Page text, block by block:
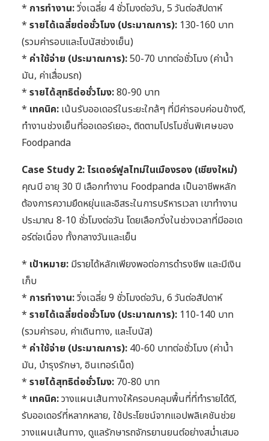
* การทำงาน:วิ่งเฉลี่ย 4 ชั่วโมงต่อวัน, 5 วันต่อสัปดาห์
* รายได้เฉลี่ยต่อชั่วโมง (ประมาณการ): 130-160 บาท
(รวมค่ารอบและโบนัสช่วงเย็น)
* ค่าใช้จ่าย (ประมาณการ):50-70 บาทต่อชั่วโมง (ค่าน้ำ
มัน, ค่าเสื่อมรถ)
* รายได้สุทธิต่อชั่วโมง:80-90 บาท
* เทคนิค: เน้นรับออเดอร์ในระยะใกล้ๆ ที่มีค่ารอบค่อนข้างดี,
ทำงานช่วงเย็นที่ออเดอร์เยอะ, ติดตามโปรโมชั่นพิเศษของ
Foodpanda
Case Study 2: ไรเดอร์ฟูลไทม์ในเมืองรอง (เชียงใหม่)
คุณบี อายุ 30 ปี เลือกทำงาน Foodpanda เป็นอาชีพหลัก
ต้องการความยืดหยุ่นและอิสระในการบริหารเวลา เขาทำงาน
ประมาณ 8-10 ชั่วโมงต่อวัน โดยเลือกวิ่งในช่วงเวลาที่มีออเด
อร์ต่อเนื่อง ทั้งกลางวันและเย็น
* เป้าหมาย: มีรายได้หลักเพียงพอต่อการดำรงชีพ และมีเงิน
เก็บ
* การทำงาน:วิ่งเฉลี่ย 9 ชั่วโมงต่อวัน, 6 วันต่อสัปดาห์
* รายได้เฉลี่ยต่อชั่วโมง (ประมาณการ): 110-140 บาท
(รวมค่ารอบ, ค่าเดินทาง, และโบนัส)
* ค่าใช้จ่าย (ประมาณการ): 40-60 บาทต่อชั่วโมง (ค่าน้ำ
มัน, บำรุงรักษา, อินเทอร์เน็ต)
* รายได้สุทธิต่อชั่วโมง: 70-80 บาท
* เทคนิค:วางแผนเส้นทางให้ครอบคลุมพื้นที่ที่ทำรายได้ดี,
รับออเดอร์ที่หลากหลาย, ใช้ประโยชน์จากแอปพลิเคชันช่วย
วางแผนเส้นทาง, ดูแลรักษารถจักรยานยนต์อย่างสม่ำเสมอ